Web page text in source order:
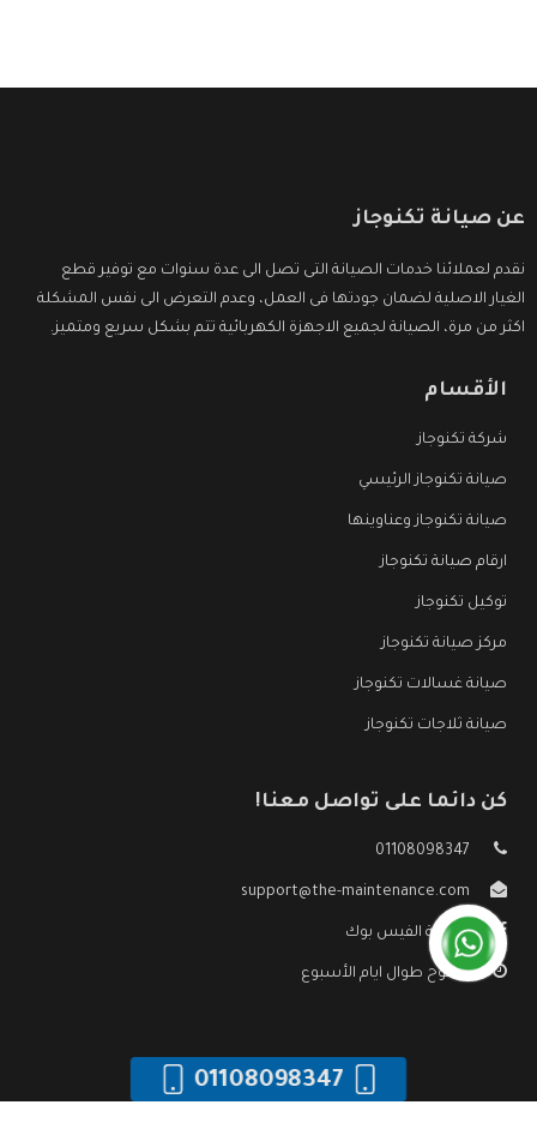
عن صيانة تكنوجاز
نقدم لعملائنا خدمات الصيانة التى تصل الى عدة سنوات مع توفير قطع
الغيار الاصلية لضمان جودتها فى العمل، وعدم التعرض الى نفس المشكلة
اكثر من مرة، الصيانة لجميع الاجهزة الكهربائية تتم بشكل سريع ومتميز.
الأقسام
شركة تكنوجاز
صيانة تكنوجاز الرئيسي
صيانة تكنوجاز وعناوينها
ارقام صيانة تكنوجاز
توكيل تكنوجاز
مركز صيانة تكنوجاز
صيانة غسالات تكنوجاز
صيانة ثلاجات تكنوجاز
كن دائما على تواصل معنا!
01108098347
support@the-maintenance.com
صفحة الفيس بوك
مفتوح طوال ايام الأسبوع
01108098347